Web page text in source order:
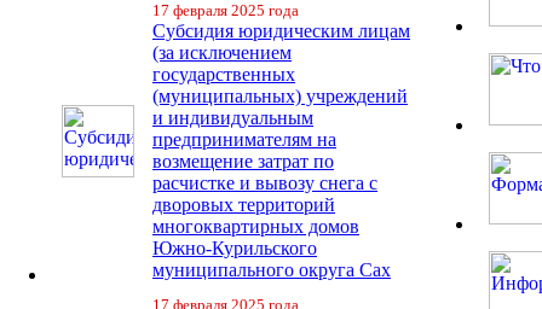
17 февраля 2025 года
Субсидия юридическим лицам
(за исключением
государственных
(муниципальных) учреждений
и индивидуальным
предпринимателям на
возмещение затрат по
расчистке и вывозу снега с
дворовых территорий
многоквартирных домов
Южно-Курильского
муниципального округа Сах
17 февраля 2025 года